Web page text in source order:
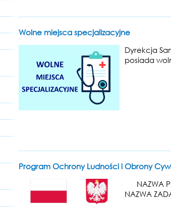
Wolne miejsca specjalizacyjne
Dyrekcja
posiada
Program Ochrony Ludności i Obrony
NAZWA
NAZWA